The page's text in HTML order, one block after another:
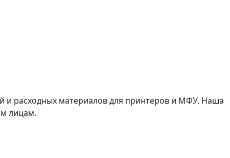
и расходных материалов для принтеров и МФУ. Наша
лицам.